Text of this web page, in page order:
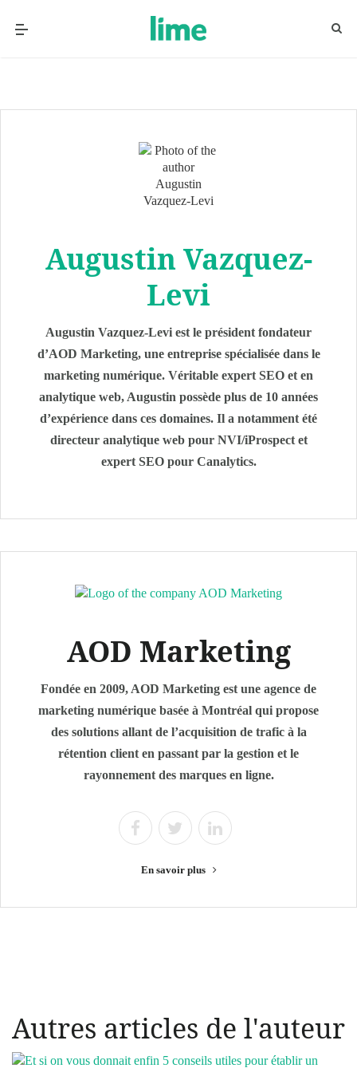
Augustin Vazquez-
Levi
Augustin Vazquez-Levi est le président fondateur
d’AOD Marketing, une entreprise spécialisée dans le
marketing numérique. Véritable expert SEO et en
analytique web, Augustin possède plus de 10 années
d’expérience dans ces domaines. Il a notamment été
directeur analytique web pour NVI/iProspect et
expert SEO pour Canalytics.
AOD Marketing
Fondée en 2009, AOD Marketing est une agence de
marketing numérique basée à Montréal qui propose
des solutions allant de l’acquisition de trafic à la
rétention client en passant par la gestion et le
rayonnement des marques en ligne.
En savoir plus
Autres articles de l'auteur